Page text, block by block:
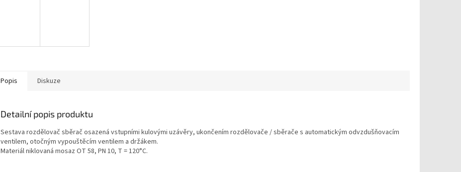
Popis Diskuze
Detailní popis produktu
Sestava rozdělovač sběrač osazená vstupními kulovými uzávěry, ukončením rozdělovače / sběrače s automatickým odvzdušňovacím
ventilem, otočným vypouštěcím ventilem a držákem.
Materiál niklovaná mosaz OT 58, PN 10, T = 120°C.